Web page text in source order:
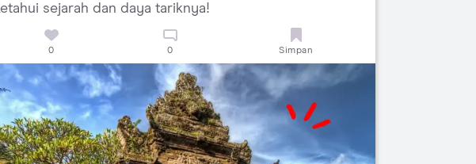
sejarah dan daya tariknya!
0 0 Simpan